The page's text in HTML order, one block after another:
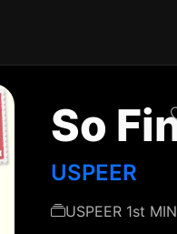
So
USPEER
USPEER 1st